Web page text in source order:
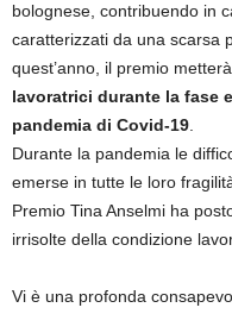
bolognese, contribuendo in
caratterizzati da una scarsa
quest’anno, il premio
lavoratrici durante la fase
pandemia di Covid-19.
Durante la pandemia le
emerse in tutte le loro
Premio Tina Anselmi ha
irrisolte della condizione
Vi è una profonda